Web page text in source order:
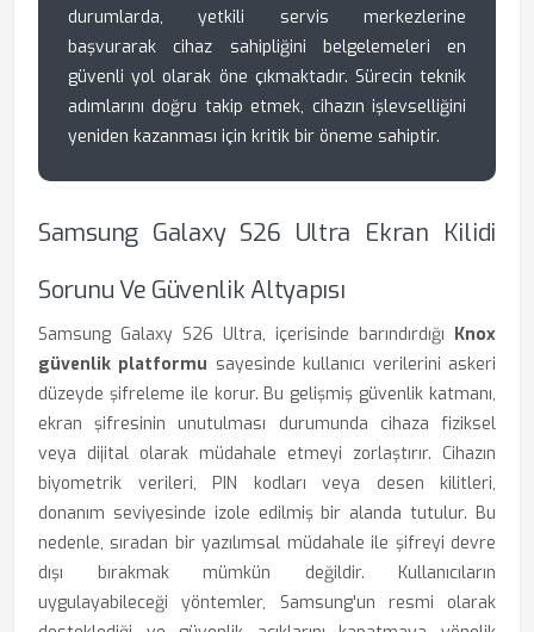
durumlarda, yetkili servis merkezlerine
başvurarak cihaz sahipliğini belgelemeleri en
güvenli yol olarak öne çıkmaktadır. Sürecin teknik
adımlarını doğru takip etmek, cihazın işlevselliğini
yeniden kazanması için kritik bir öneme sahiptir.
Samsung Galaxy S26 Ultra Ekran Kilidi
Sorunu Ve Güvenlik Altyapısı
Samsung Galaxy S26 Ultra, içerisinde barındırdığı Knox
güvenlik platformu sayesinde kullanıcı verilerini askeri
düzeyde şifreleme ile korur. Bu gelişmiş güvenlik katmanı,
ekran şifresinin unutulması durumunda cihaza fiziksel
veya dijital olarak müdahale etmeyi zorlaştırır. Cihazın
biyometrik verileri, PIN kodları veya desen kilitleri,
donanım seviyesinde izole edilmiş bir alanda tutulur. Bu
nedenle, sıradan bir yazılımsal müdahale ile şifreyi devre
dışı bırakmak mümkün değildir. Kullanıcıların
uygulayabileceği yöntemler, Samsung'un resmi olarak